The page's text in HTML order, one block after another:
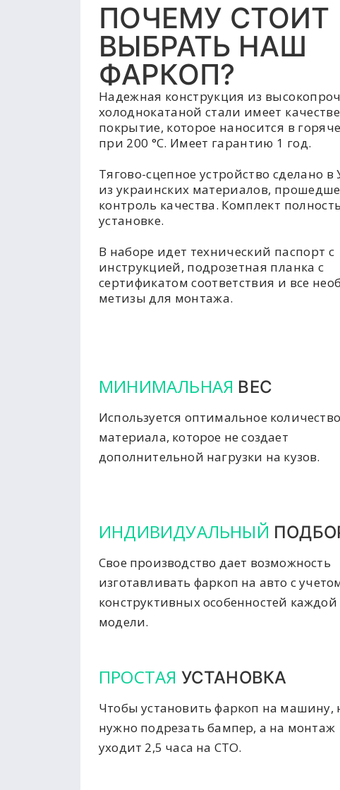
ПОЧЕМУ СТОИТ
ВЫБРАТЬ НАШ
ФАРКОП?
Надежная конструкция из
холоднокатаной стали имеет
покрытие, которое наносится в
при 200 °C. Имеет гарантию 1 год.
Тягово-сцепное устройство сделано в
из украинских материалов,
контроль качества. Комплект
установке.
В наборе идет технический паспорт с
инструкцией, подрозетная планка с
сертификатом соответствия и все
метизы для монтажа.
МИНИМАЛЬНАЯ ВЕС
Используется оптимальное количество
материала, которое не создает
дополнительной нагрузки на кузов.
ИНДИВИДУАЛЬНЫЙ
Свое производство дает возможность
изготавливать фаркоп на авто с
конструктивных особенностей каждой
модели.
ПРОСТАЯ УСТАНОВКА
Чтобы установить фаркоп на машину,
нужно подрезать бампер, а на монтаж
уходит 2,5 часа на СТО.